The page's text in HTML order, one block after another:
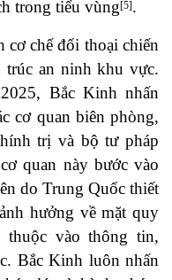
trong tiểu vùng [5] .
cơ chế đối thoại chiến
trúc an ninh khu vực.
Bắc Kinh nhấn
cơ quan biên phòng,
trị và bộ tư pháp
quan này bước vào
do Trung Quốc thiết
hưởng về mặt quy
thuộc vào thông tin,
Bắc Kinh luôn nhấn